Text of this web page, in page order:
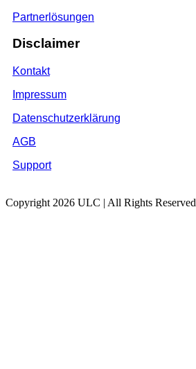
Partnerlösungen
Disclaimer
Kontakt
Impressum
Datenschutzerklärung
AGB
Support
Copyright 2026 ULC | All Rights Reserved